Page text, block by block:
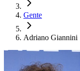
Gente
Adriano Giannini